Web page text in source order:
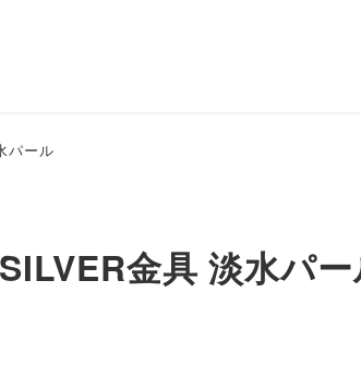
パール
金具 淡水パ